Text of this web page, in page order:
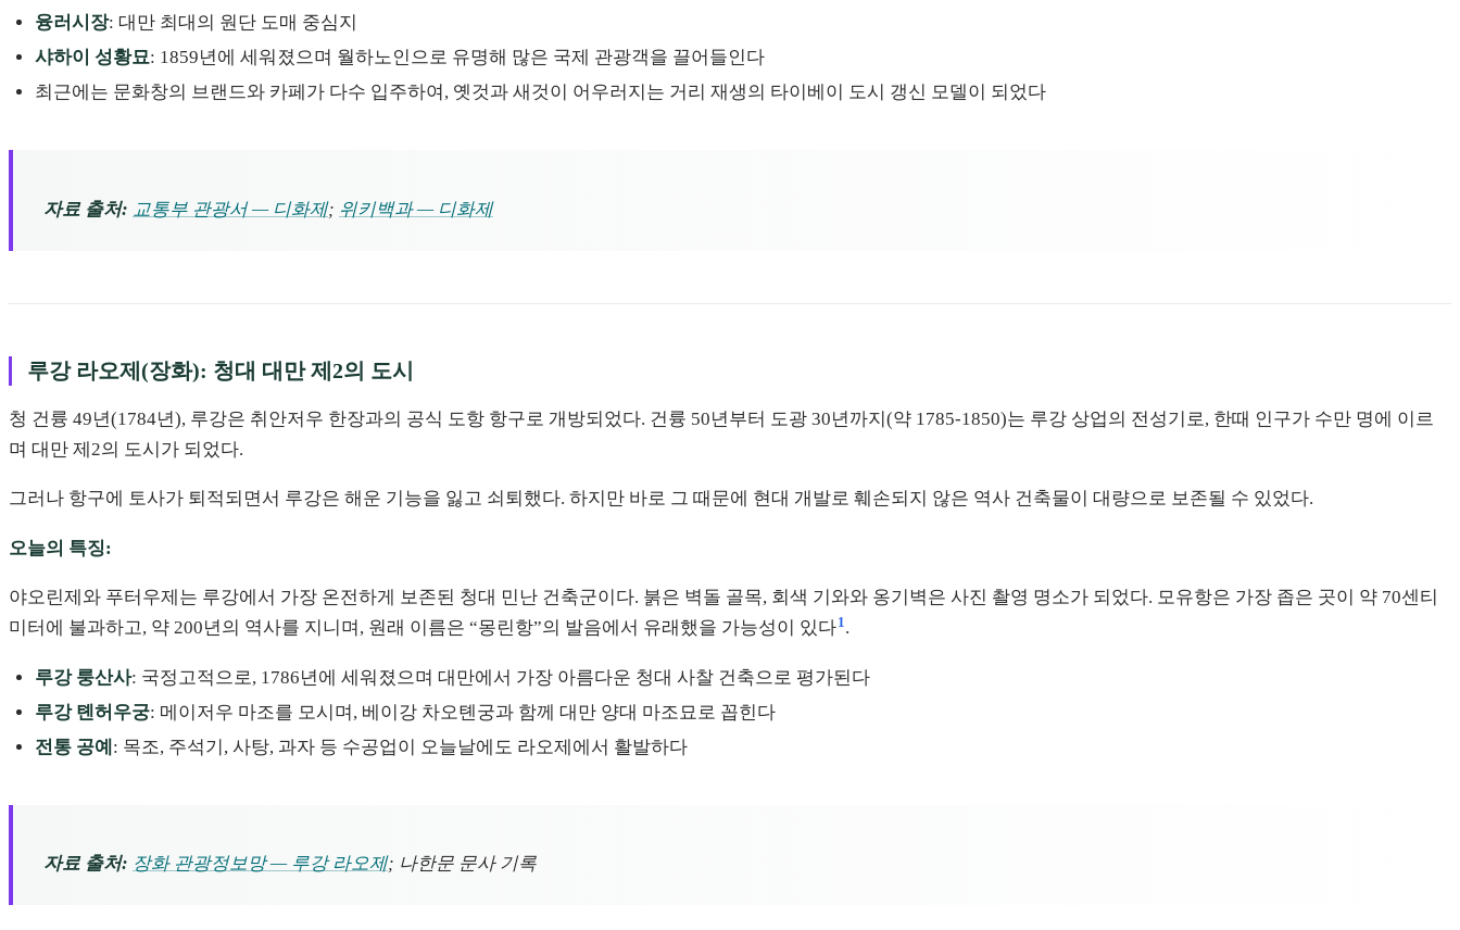
융러시장: 대만 최대의 원단 도매 중심지
샤하이 성황묘: 1859년에 세워졌으며 월하노인으로 유명해 많은 국제 관광객을 끌어들인다
최근에는 문화창의 브랜드와 카페가 다수 입주하여, 옛것과 새것이 어우러지는 거리 재생의 타이베이 도시 갱신 모델이 되었다
자료 출처: 교통부 관광서 — 디화제; 위키백과 — 디화제
루강 라오제(장화): 청대 대만 제2의 도시
청 건륭 49년(1784년), 루강은 취안저우 한장과의 공식 도항 항구로 개방되었다. 건륭 50년부터 도광 30년까지(약 1785-1850)는 루강 상업의 전성기로, 한때 인구가 수만 명에 이르
며 대만 제2의 도시가 되었다.
그러나 항구에 토사가 퇴적되면서 루강은 해운 기능을 잃고 쇠퇴했다. 하지만 바로 그 때문에 현대 개발로 훼손되지 않은 역사 건축물이 대량으로 보존될 수 있었다.
오늘의 특징:
야오린제와 푸터우제는 루강에서 가장 온전하게 보존된 청대 민난 건축군이다. 붉은 벽돌 골목, 회색 기와와 옹기벽은 사진 촬영 명소가 되었다. 모유항은 가장 좁은 곳이 약 70센티
미터에 불과하고, 약 200년의 역사를 지니며, 원래 이름은 “몽린항”의 발음에서 유래했을 가능성이 있다1 .
루강 룽산사: 국정고적으로, 1786년에 세워졌으며 대만에서 가장 아름다운 청대 사찰 건축으로 평가된다
루강 톈허우궁: 메이저우 마조를 모시며, 베이강 차오톈궁과 함께 대만 양대 마조묘로 꼽힌다
전통 공예 : 목조, 주석기, 사탕, 과자 등 수공업이 오늘날에도 라오제에서 활발하다
자료 출처: 장화 관광정보망 — 루강 라오제; 나한문 문사 기록